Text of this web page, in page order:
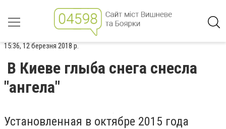
15:36, 12 березня 2018 р.
В Киеве глыба снега снесла
"ангела"
Установленная в октябре 2015 года